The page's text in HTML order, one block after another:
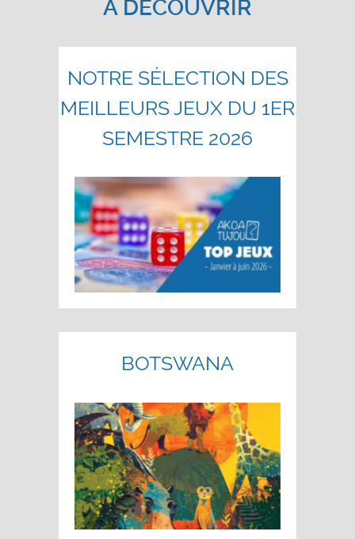
A DÉCOUVRIR
NOTRE SÉLECTION DES
MEILLEURS JEUX DU 1ER
SEMESTRE 2026
BOTSWANA